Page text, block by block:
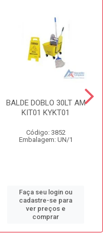
BALDE DOBLO 30LT AM
KIT01 KYKT01
Código: 3852
Embalagem: UN/1
Faça seu login ou
cadastre-se para
ver preços e
comprar